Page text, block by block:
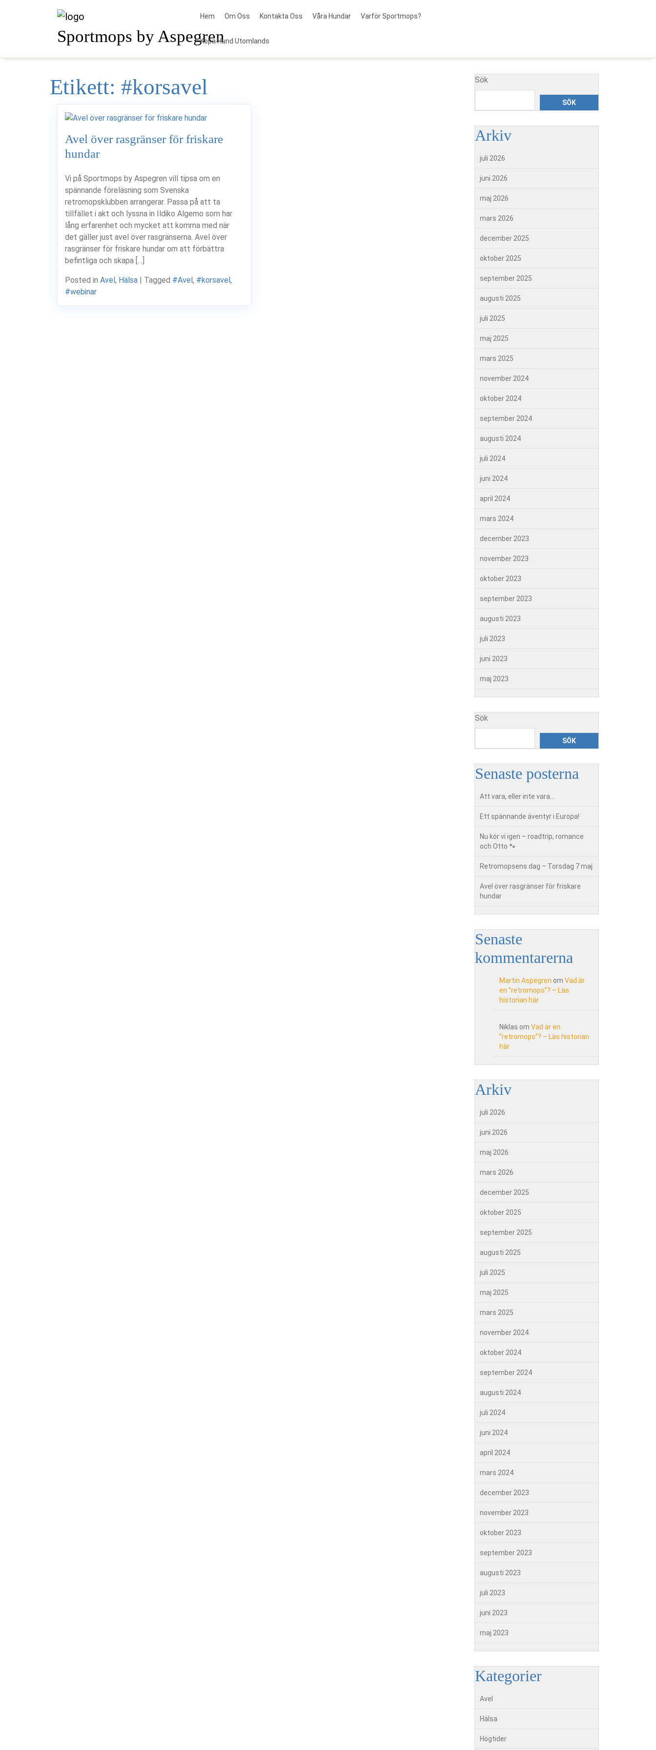
Sportmops by Aspegren
Hem Om Oss Kontakta Oss Våra Hundar Varför Sportmops?
Köpa Hund Utomlands
Etikett: #korsavel
Avel över rasgränser för friskare
hundar
Vi på Sportmops by Aspegren vill tipsa om en
spännande föreläsning som Svenska
retromopsklubben arrangerar. Passa på att ta
tillfället i akt och lyssna in Ildiko Algemo som har
lång erfarenhet och mycket att komma med när
det gäller just avel över rasgränserna. Avel över
rasgränser för friskare hundar om att förbättra
befintliga och skapa […]
Posted in Avel, Hälsa | Tagged #Avel, #korsavel,
#webinar
Sök
SÖK
Arkiv
juli 2026
juni 2026
maj 2026
mars 2026
december 2025
oktober 2025
september 2025
augusti 2025
juli 2025
maj 2025
mars 2025
november 2024
oktober 2024
september 2024
augusti 2024
juli 2024
juni 2024
april 2024
mars 2024
december 2023
november 2023
oktober 2023
september 2023
augusti 2023
juli 2023
juni 2023
maj 2023
Sök
SÖK
Senaste posterna
Att vara, eller inte vara…
Ett spännande äventyr i Europa!
Nu kör vi igen – roadtrip, romance
och Otto 🐾
Retromopsens dag – Torsdag 7 maj
Avel över rasgränser för friskare
hundar
Senaste
kommentarerna
Martin Aspegren om Vad är
en ”retromops”? – Läs
historian här
Niklas om Vad är en
”retromops”? – Läs historian
här
Arkiv
juli 2026
juni 2026
maj 2026
mars 2026
december 2025
oktober 2025
september 2025
augusti 2025
juli 2025
maj 2025
mars 2025
november 2024
oktober 2024
september 2024
augusti 2024
juli 2024
juni 2024
april 2024
mars 2024
december 2023
november 2023
oktober 2023
september 2023
augusti 2023
juli 2023
juni 2023
maj 2023
Kategorier
Avel
Hälsa
Högtider